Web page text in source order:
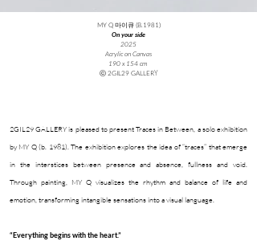
MY Q 마이큐 (B.1981)
On your side
2025
Acrylic on Canvas
190 x 154 cm
ⓒ 2GIL29 GALLERY
2GIL29 GALLERY is pleased to present Traces in Between, a solo exhibition
by MY Q (b. 1981). The exhibition explores the idea of “traces” that emerge
in the interstices between presence and absence, fullness and void.
Through painting, MY Q visualizes the rhythm and balance of life and
emotion, transforming intangible sensations into a visual language.
“Everything begins with the heart.”